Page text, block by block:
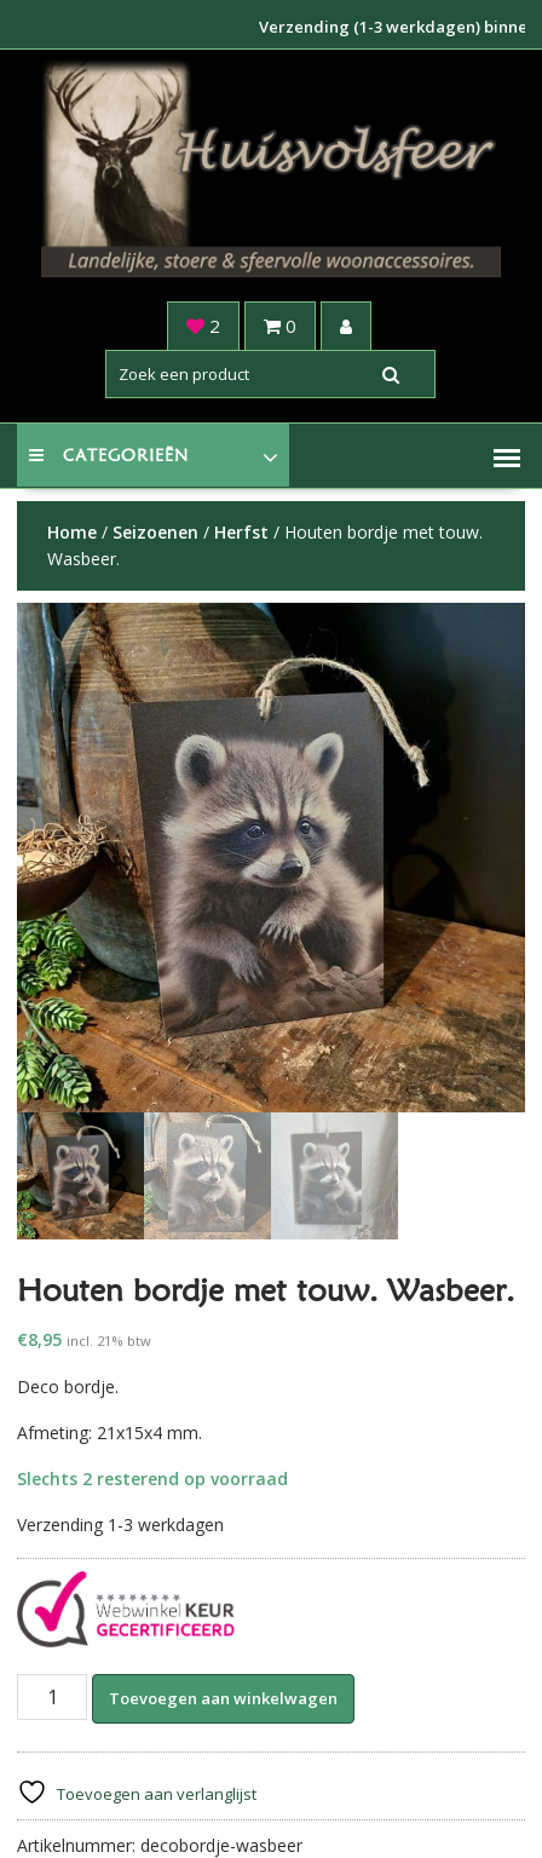
inhoud
Verzending (1-3 werkdagen) binnen NL
2 0
CATEGORIEËN
Home/ Seizoenen / Herfst / Houten bordje met touw.
Wasbeer.
Houten bordje met touw. Wasbeer.
€8,95 incl. 21% btw
Deco bordje.
Afmeting: 21x15x4 mm.
Slechts 2 resterend op voorraad
Verzending 1-3 werkdagen
Houten
bordje
Wasbeer.
aantal
Toevoegen aan winkelwagen
n
Toevoegen aan verlanglijst
Artikelnummer: decobordje-wasbeer